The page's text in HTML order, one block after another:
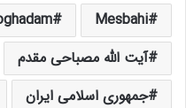
Mesbahi
آیت الله مصباحی مقدم
جمهوری اسلامی ایران